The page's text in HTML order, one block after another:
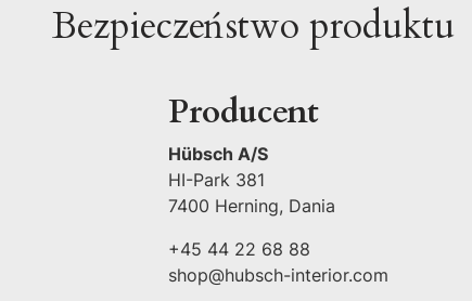
Bezpieczeństwo produktu
Producent
Hübsch A/S
HI-Park 381
7400 Herning, Dania
+45 44 22 68 88
shop@hubsch-interior.com